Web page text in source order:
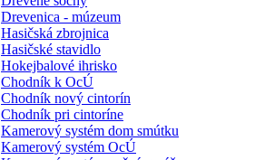
Drevenica - múzeum
Hasičská zbrojnica
Hasičské stavidlo
Hokejbalové ihrisko
Chodník k OcÚ
Chodník nový cintorín
Chodník pri cintoríne
Kamerový systém dom smútku
Kamerový systém OcÚ